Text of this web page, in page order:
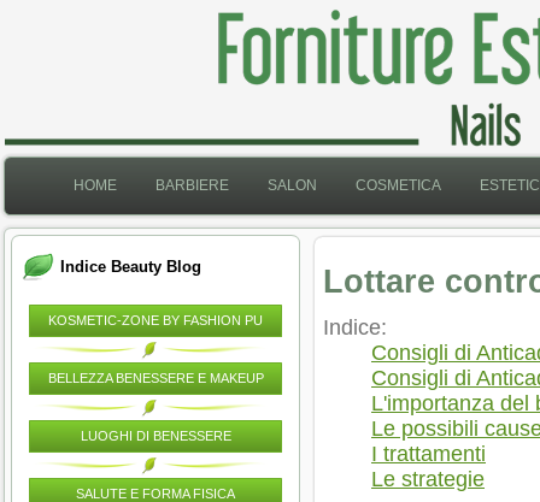
HOME BARBIERE SALON COSMETICA
Indice Beauty Blog
KOSMETIC-ZONE BY FASHION PU
BELLEZZA BENESSERE E MAKEUP
LUOGHI DI BENESSERE
SALUTE E FORMA FISICA
Lottare
Indice:
Consigli di
Consigli di
L'importanza del
Le possibili
I trattamenti
Le strategie